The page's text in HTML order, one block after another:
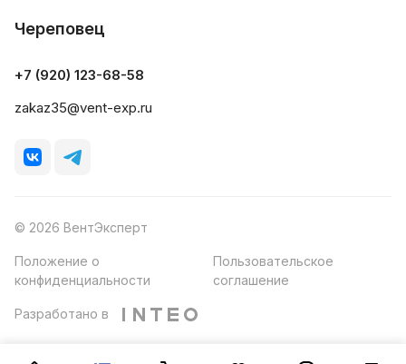
Череповец
+7 (920) 123-68-58
zakaz35@vent-exp.ru
© 2026 ВентЭксперт
Положение о
конфиденциальности
Пользовательское
соглашение
Разработано в